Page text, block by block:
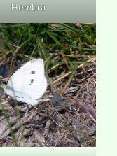
Hembra